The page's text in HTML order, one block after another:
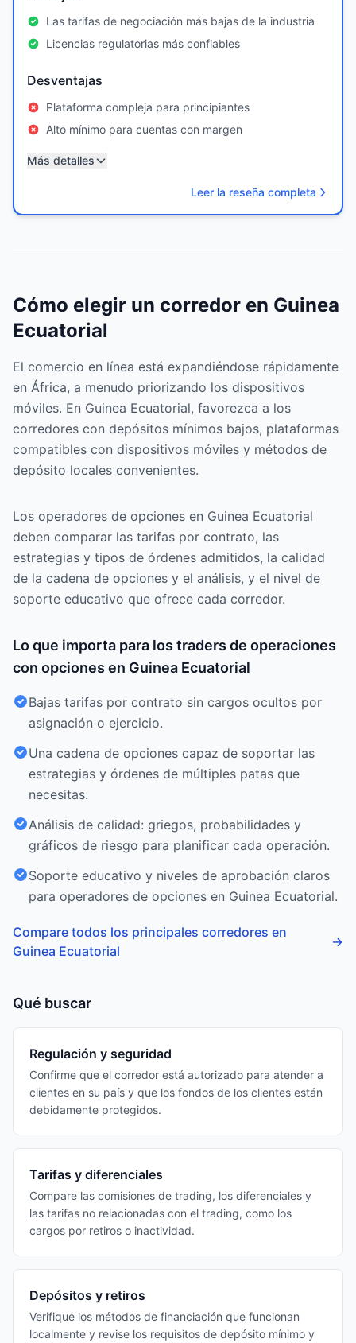
Las tarifas de negociación más bajas de la industria
Licencias regulatorias más confiables
Desventajas
Plataforma compleja para principiantes
Alto mínimo para cuentas con margen
Más detalles
Leer la reseña completa
Cómo elegir un corredor en Guinea
Ecuatorial
El comercio en línea está expandiéndose rápidamente
en África, a menudo priorizando los dispositivos
móviles. En Guinea Ecuatorial, favorezca a los
corredores con depósitos mínimos bajos, plataformas
compatibles con dispositivos móviles y métodos de
depósito locales convenientes.
Los operadores de opciones en Guinea Ecuatorial
deben comparar las tarifas por contrato, las
estrategias y tipos de órdenes admitidos, la calidad
de la cadena de opciones y el análisis, y el nivel de
soporte educativo que ofrece cada corredor.
Lo que importa para los traders de operaciones
con opciones en Guinea Ecuatorial
Bajas tarifas por contrato sin cargos ocultos por
asignación o ejercicio.
Una cadena de opciones capaz de soportar las
estrategias y órdenes de múltiples patas que
necesitas.
Análisis de calidad: griegos, probabilidades y
gráficos de riesgo para planificar cada operación.
Soporte educativo y niveles de aprobación claros
para operadores de opciones en Guinea Ecuatorial.
Compare todos los principales corredores en
Guinea Ecuatorial
→
Qué buscar
Regulación y seguridad
Confirme que el corredor está autorizado para atender a
clientes en su país y que los fondos de los clientes están
debidamente protegidos.
Tarifas y diferenciales
Compare las comisiones de trading, los diferenciales y
las tarifas no relacionadas con el trading, como los
cargos por retiros o inactividad.
Depósitos y retiros
Verifique los métodos de financiación que funcionan
localmente y revise los requisitos de depósito mínimo y